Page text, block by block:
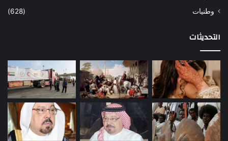
وطنيات
(628)
التحديثات